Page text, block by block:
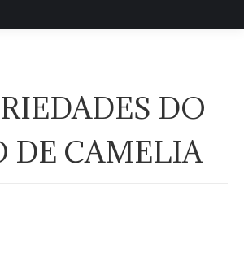
DO
DE CAMELIA